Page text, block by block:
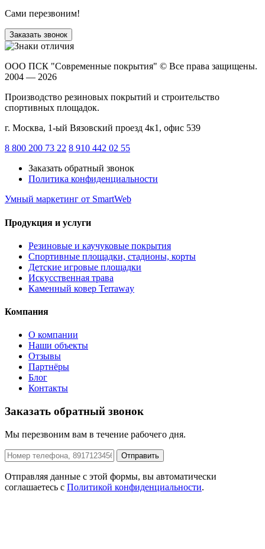
Сами перезвоним!
Заказать звонок
ООО ПСК "Современные покрытия" © Все права защищены.
2004 — 2026
Производство резиновых покрытий и строительство
спортивных площадок.
г. Москва, 1-ый Вязовский проезд 4к1, офис 539
8 800 200 73 22 8 910 442 02 55
Заказать обратный звонок
Политика конфиденциальности
Умный маркетинг от SmartWeb
Продукция и услуги
Резиновые и каучуковые покрытия
Спортивные площадки, стадионы, корты
Детские игровые площадки
Искусственная трава
Каменный ковер Terraway
Компания
О компании
Наши объекты
Отзывы
Партнёры
Блог
Контакты
Заказать обратный звонок
Мы перезвоним вам в течение рабочего дня.
Отправить
Отправляя данные с этой формы, вы автоматически
соглашаетесь с Политикой конфиденциальности.